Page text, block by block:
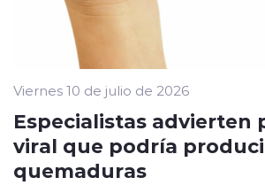
Viernes 10 de julio de 2026
Especialistas advierten
viral que podría
quemaduras